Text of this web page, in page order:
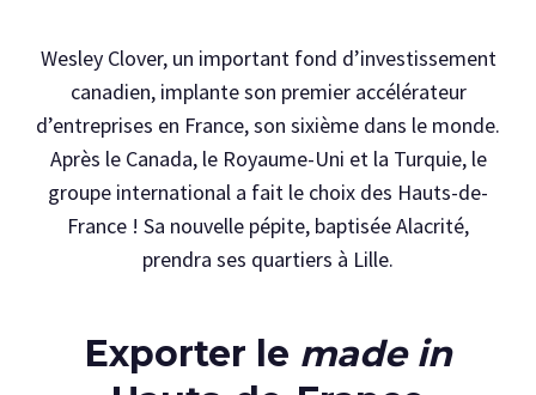
Wesley Clover, un important fond d’investissement
canadien, implante son premier accélérateur
d’entreprises en France, son sixième dans le monde.
Après le Canada, le Royaume-Uni et la Turquie, le
groupe international a fait le choix des Hauts-de-
France ! Sa nouvelle pépite, baptisée Alacrité,
prendra ses quartiers à Lille.
Exporter le made in